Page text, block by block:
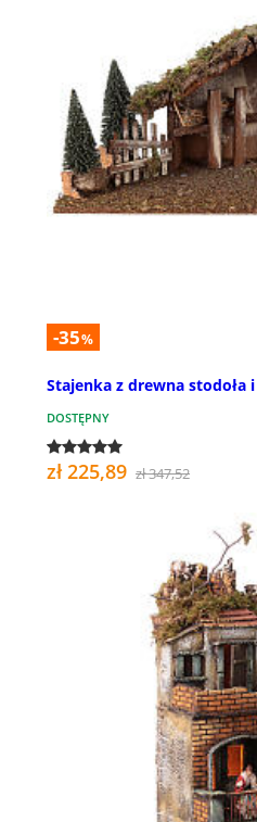
-35%
Stajenka z drewna stodoła
DOSTĘPNY
zł 225,89 zł 347,52